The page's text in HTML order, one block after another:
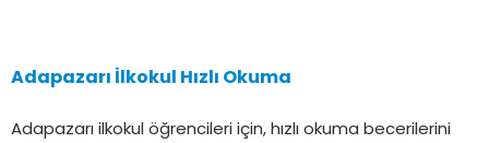
Adapazarı İlkokul Hızlı Okuma
Adapazarı ilkokul öğrencileri için, hızlı okuma becerilerini